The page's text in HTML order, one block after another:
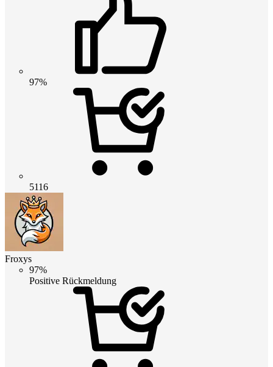
97%
5116
Froxys
97%
Positive Rückmeldung